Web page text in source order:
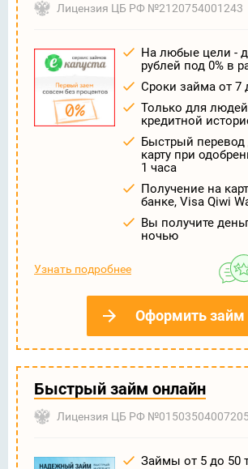
Лицензия ЦБ РФ №2120754001243
На любые цели -
рублей под 0% в
Сроки займа от 7
Только для
кредитной
Быстрый перевод
карту при
1 часа
Получение на
банке, Visa Qiwi
Вы получите
ночью
Узнать подробнее
Оформить займ
Быстрый займ онлайн
Лицензия ЦБ РФ
Займы от 5 до 50